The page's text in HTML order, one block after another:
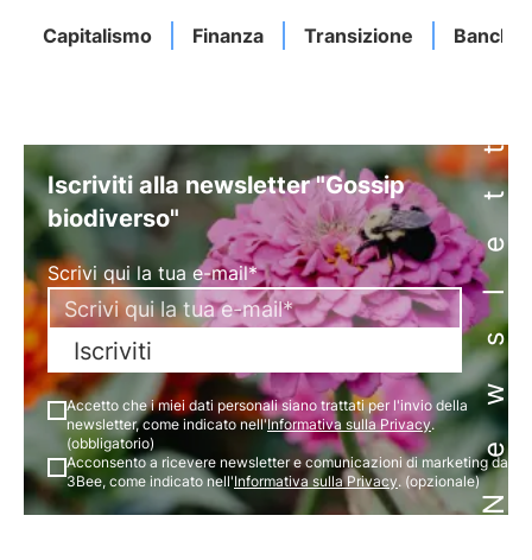
Capitalismo Finanza Transizione Banche
Newsletter
Iscriviti alla newsletter "Gossip
biodiverso"
Scrivi qui la tua e-mail*
Iscriviti
Accetto che i miei dati personali siano trattati per l'invio della
newsletter, come indicato nell'Informativa sulla Privacy.
(obbligatorio)
Acconsento a ricevere newsletter e comunicazioni di marketing da
3Bee, come indicato nell'Informativa sulla Privacy. (opzionale)